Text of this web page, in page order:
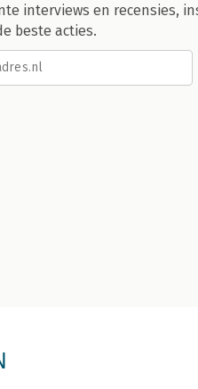
interviews en recensies,
beste acties.